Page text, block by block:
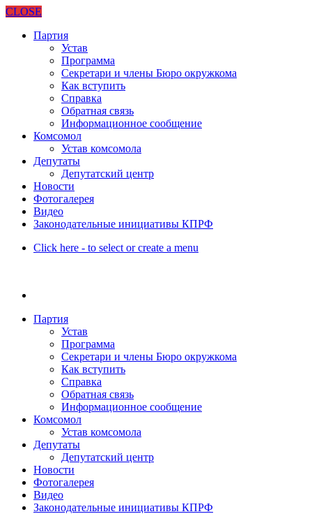
CLOSE
Партия
Устав
Программа
Секретари и члены Бюро окружкома
Как вступить
Справка
Обратная связь
Информационное сообщение
Комсомол
Устав комсомола
Депутаты
Депутатский центр
Новости
Фотогалерея
Видео
Законодательные инициативы КПРФ
Click here - to select or create a menu
Партия
Устав
Программа
Секретари и члены Бюро окружкома
Как вступить
Справка
Обратная связь
Информационное сообщение
Комсомол
Устав комсомола
Депутаты
Депутатский центр
Новости
Фотогалерея
Видео
Законодательные инициативы КПРФ